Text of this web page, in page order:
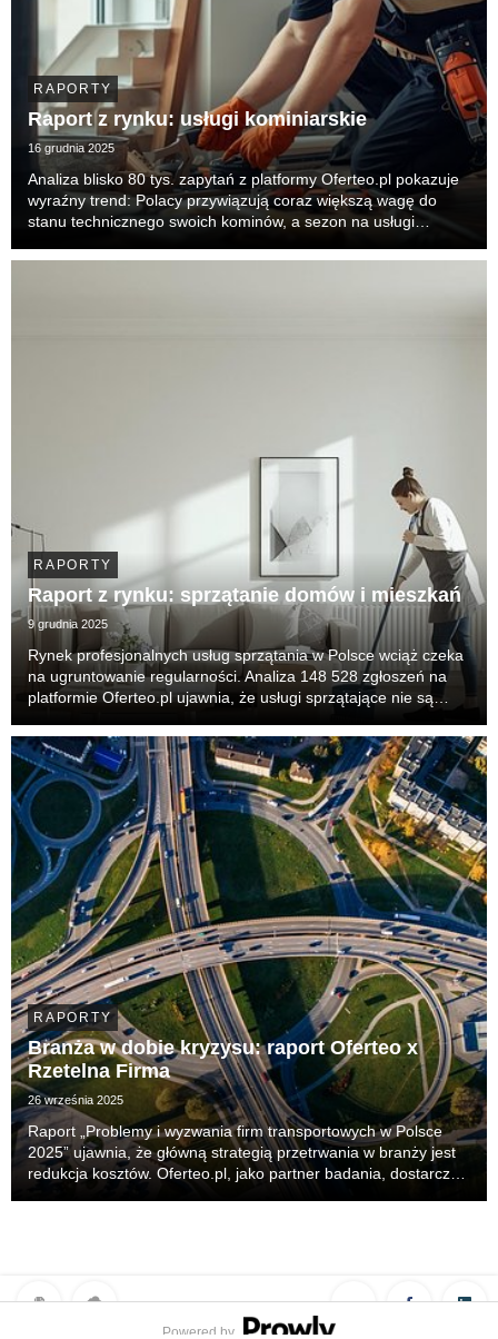
RAPORTY
Raport z rynku: usługi kominiarskie
16 grudnia 2025
Analiza blisko 80 tys. zapytań z platformy Oferteo.pl pokazuje
wyraźny trend: Polacy przywiązują coraz większą wagę do
stanu technicznego swoich kominów, a sezon na usługi
pozostawiają złudzeń — w latach 2024 i 2025 t...
RAPORTY
Raport z rynku: sprzątanie domów i mieszkań
9 grudnia 2025
Rynek profesjonalnych usług sprzątania w Polsce wciąż czeka
na ugruntowanie regularności. Analiza 148 528 zgłoszeń na
platformie Oferteo.pl ujawnia, że usługi sprzątające nie są
interwencja kryzysowa lub pilna konieczność...
RAPORTY
Branża w dobie kryzysu: raport Oferteo x
Rzetelna Firma
26 września 2025
Raport „Problemy i wyzwania firm transportowych w Polsce
2025” ujawnia, że główną strategią przetrwania w branży jest
redukcja kosztów. Oferteo.pl, jako partner badania, dostarcza
Powered by